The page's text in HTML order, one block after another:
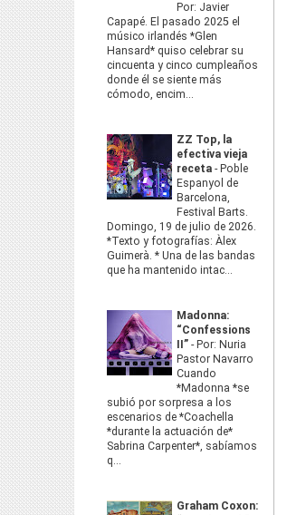
Por: Javier
Capapé. El pasado 2025 el
músico irlandés *Glen
Hansard* quiso celebrar su
cincuenta y cinco cumpleaños
donde él se siente más
cómodo, encim...
ZZ Top, la
efectiva vieja
receta - Poble
Espanyol de
Barcelona,
Festival Barts.
Domingo, 19 de julio de 2026.
*Texto y fotografías: Àlex
Guimerà. * Una de las bandas
que ha mantenido intac...
Madonna:
“Confessions
II” - Por: Nuria
Pastor Navarro
Cuando
*Madonna *se
subió por sorpresa a los
escenarios de *Coachella
*durante la actuación de*
Sabrina Carpenter*, sabíamos
q...
Graham Coxon: